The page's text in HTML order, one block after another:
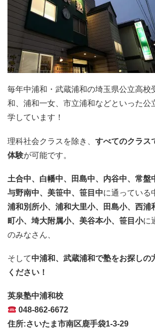
毎年中浦和・武蔵浦和の埼玉県公立高校
和、浦和一女、市立浦和などといった公
学しています！
理科社会クラスを除き、 すべてのクラス
体験が可能です。
土合中、白幡中、田島中、内谷中、 常盤
与野南中、 美笹中、笹目中に通っている
浦和別所小、浦和大里小、
田島小、西浦
町小、 埼大附属小、美谷本小、笹目小に
のみなさん、
そして中浦和、武蔵浦和で塾をお探しの
ください！
英泉塾中浦和校
048-862-6672
住所:さいたま市南区鹿手袋1-3-29